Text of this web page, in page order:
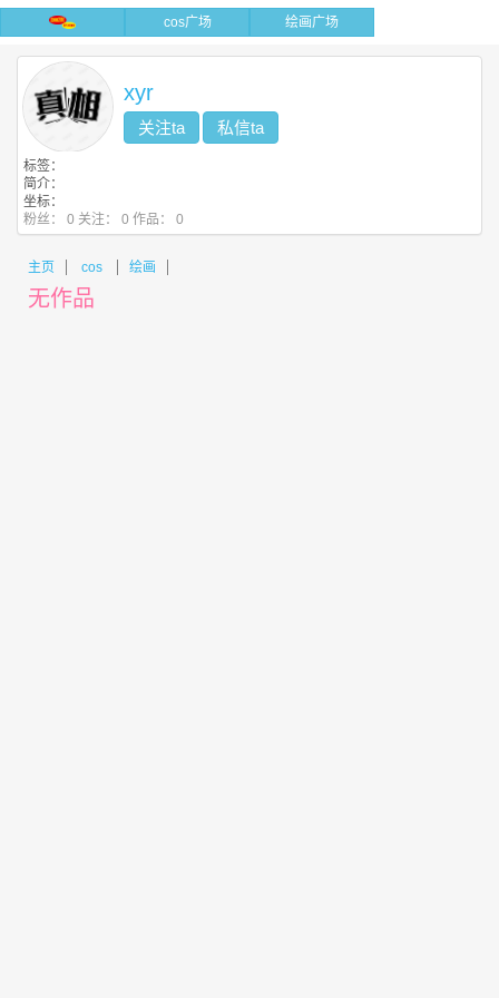
cos广场 绘画广场
xyr
关注ta 私信ta
标签：
简介：
坐标：
粉丝： 0 关注： 0 作品： 0
主页 cos 绘画
无作品